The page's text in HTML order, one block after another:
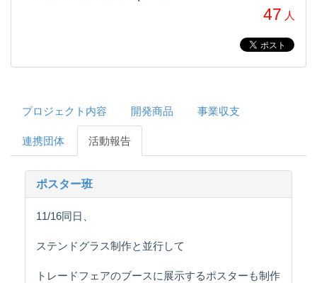
47 人
プロジェクト内容 開発商品 事業収支
連携団体 活動報告
ポスター班
11/16同日、
ステンドグラス制作と並行して
トレードフェアのブースに展示するポスターも制作